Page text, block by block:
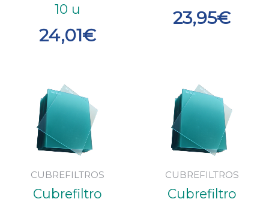
10 u
24,01€
23,95€
CUBREFILTROS
Cubrefiltro
CUBREFILTROS
Cubrefiltro